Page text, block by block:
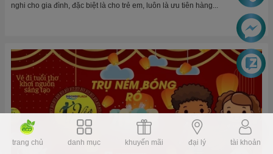
nghi cho gia đình, đặc biệt là cho trẻ em, luôn là ưu tiên hàng...
trang chủ danh mục khuyến mãi đại lý tài khoản